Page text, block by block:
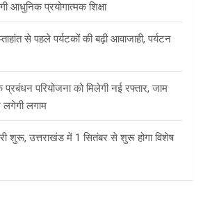
आधुनिक प्रयोगात्मक शिक्षा
से पहले पर्यटकों की बढ़ी आवाजाही, पर्यटन
प्रबंधन परियोजना को मिलेगी नई रफ्तार, जाम
लगाम
शुरू, उत्तराखंड में 1 सितंबर से शुरू होगा विशेष